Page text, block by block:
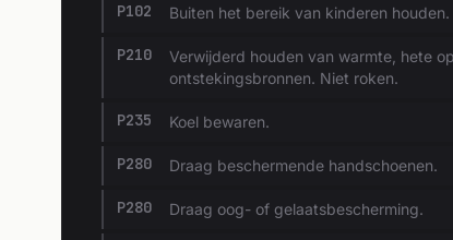
P102 Buiten het bereik van kinderen houden.
P210
Verwijderd houden van warmte, hete
ontstekingsbronnen. Niet roken.
P235 Koel bewaren.
P280 Draag beschermende handschoenen.
P280 Draag oog- of gelaatsbescherming.